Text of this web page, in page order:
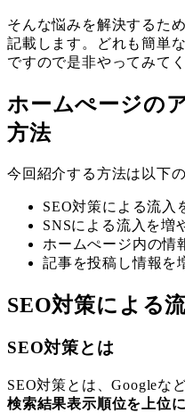
そんな悩みを解決するた
記載します。どれも簡単
ですので是非やってみてく
ホームぺージの
方法
今回紹介する方法は以下
SEO対策による流入
SNSによる流入を増
ホームぺージ内の情
記事を投稿し情報を
SEO対策による
SEO対策とは
SEO対策とは、Googleな
検索結果表示順位を上位